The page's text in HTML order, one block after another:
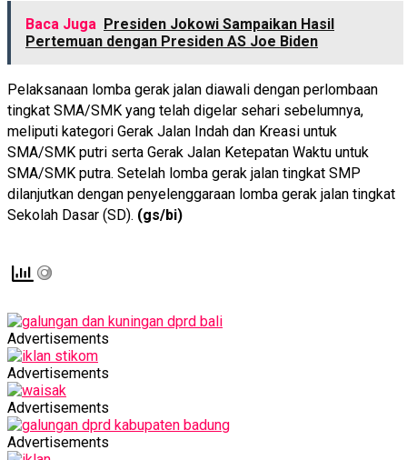
Baca Juga Presiden Jokowi Sampaikan Hasil
Pertemuan dengan Presiden AS Joe Biden
Pelaksanaan lomba gerak jalan diawali dengan perlombaan
tingkat SMA/SMK yang telah digelar sehari sebelumnya,
meliputi kategori Gerak Jalan Indah dan Kreasi untuk
SMA/SMK putri serta Gerak Jalan Ketepatan Waktu untuk
SMA/SMK putra. Setelah lomba gerak jalan tingkat SMP
dilanjutkan dengan penyelenggaraan lomba gerak jalan tingkat
Sekolah Dasar (SD). (gs/bi)
Advertisements
Advertisements
Advertisements
Advertisements